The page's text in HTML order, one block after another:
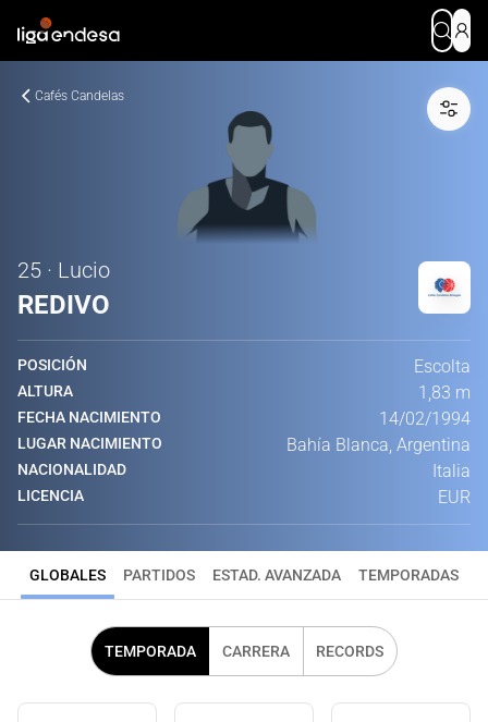
Cafés Candelas
25 · Lucio
REDIVO
POSICIÓN Escolta
ALTURA 1,83 m
FECHA NACIMIENTO 14/02/1994
LUGAR NACIMIENTO Bahía Blanca, Argentina
NACIONALIDAD Italia
LICENCIA EUR
GLOBALES PARTIDOS ESTAD. AVANZADA TEMPORADAS
TEMPORADA CARRERA RECORDS